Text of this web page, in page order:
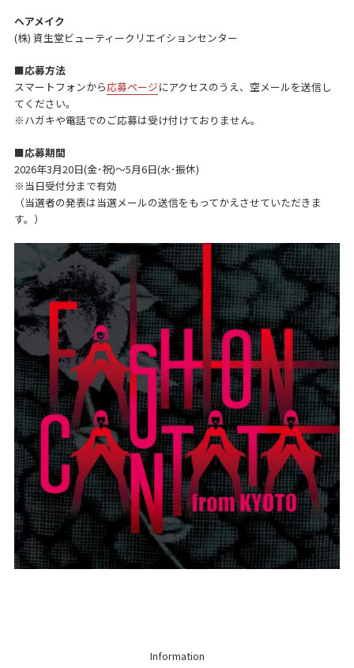
ヘアメイク
(株) 資生堂ビューティークリエイションセンター
■応募方法
スマートフォンから応募ページにアクセスのうえ、空メールを送信し
てください。
※ハガキや電話でのご応募は受け付けておりません。
■応募期間
2026年3月20日(金･祝)～5月6日(水･振休)
※当日受付分まで有効
（当選者の発表は当選メールの送信をもってかえさせていただきま
す。）
Information